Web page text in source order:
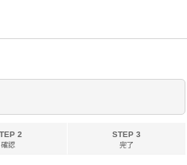
2
確認
STEP 3
完了